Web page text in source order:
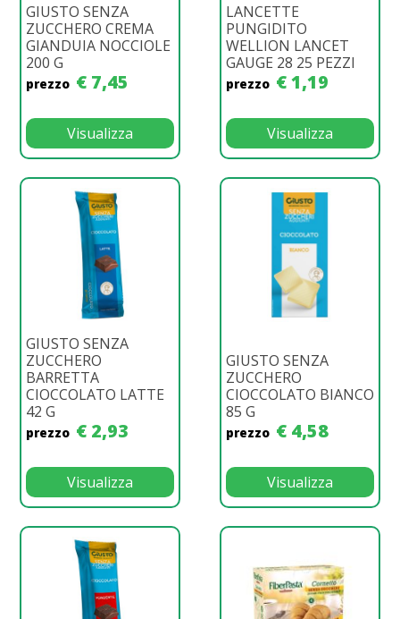
GIUSTO SENZA
ZUCCHERO CREMA
GIANDUIA NOCCIOLE
200 G
prezzo € 7,45
Visualizza
LANCETTE
PUNGIDITO
WELLION LANCET
GAUGE 28 25 PEZZI
prezzo € 1,19
Visualizza
GIUSTO SENZA
ZUCCHERO
BARRETTA
CIOCCOLATO LATTE
42 G
prezzo € 2,93
Visualizza
GIUSTO SENZA
ZUCCHERO
CIOCCOLATO BIANCO
85 G
prezzo € 4,58
Visualizza